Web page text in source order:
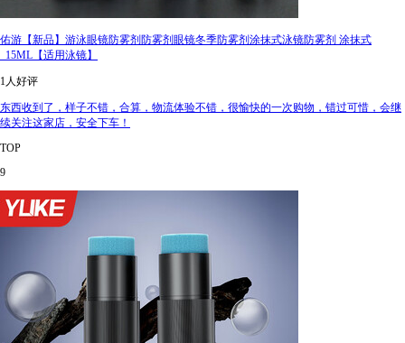
佑游【新品】游泳眼镜防雾剂防雾剂眼镜冬季防雾剂涂抹式泳镜防雾剂 涂抹式
_15ML【适用泳镜】
1人好评
东西收到了，样子不错，合算，物流体验不错，很愉快的一次购物，错过可惜，会继
续关注这家店，安全下车！
TOP
9